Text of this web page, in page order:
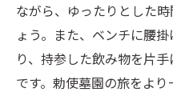
ながら、ゆったりとした
ょう。また、ベンチに腰
り、持参した飲み物を片
です。勅使墓園の旅をよ